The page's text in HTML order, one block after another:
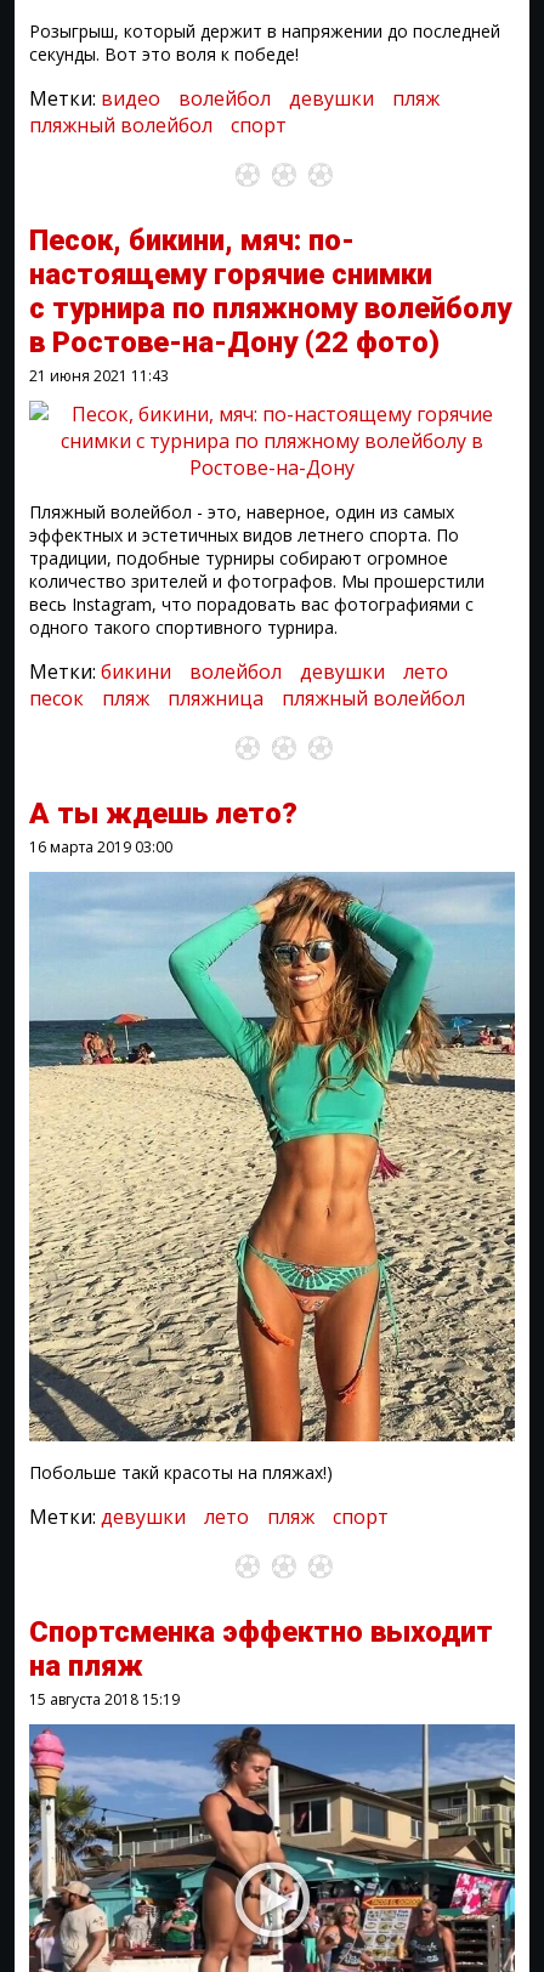
Розыгрыш, который держит в напряжении до последней
секунды. Вот это воля к победе!
Метки: видео волейбол девушки
пляж
пляжный волейбол
спорт
Песок, бикини, мяч: по-
настоящему горячие снимки
с турнира по пляжному волейболу
в Ростове-на-Дону (22 фото)
21 июня 2021 11:43
Пляжный волейбол - это, наверное, один из самых
эффектных и эстетичных видов летнего спорта. По
традиции, подобные турниры собирают огромное
количество зрителей и фотографов. Мы прошерстили
весь Instagram, что порадовать вас фотографиями с
одного такого спортивного турнира.
Метки: бикини волейбол девушки
лето
песок
пляж пляжница пляжный волейбол
А ты ждешь лето?
16 марта 2019 03:00
Побольше такй красоты на пляжах!)
Метки: девушки лето пляж спорт
Спортсменка эффектно выходит
на пляж
15 августа 2018 15:19